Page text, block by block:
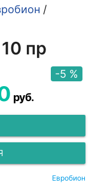
/
пр
-5 %
руб.
Евробион